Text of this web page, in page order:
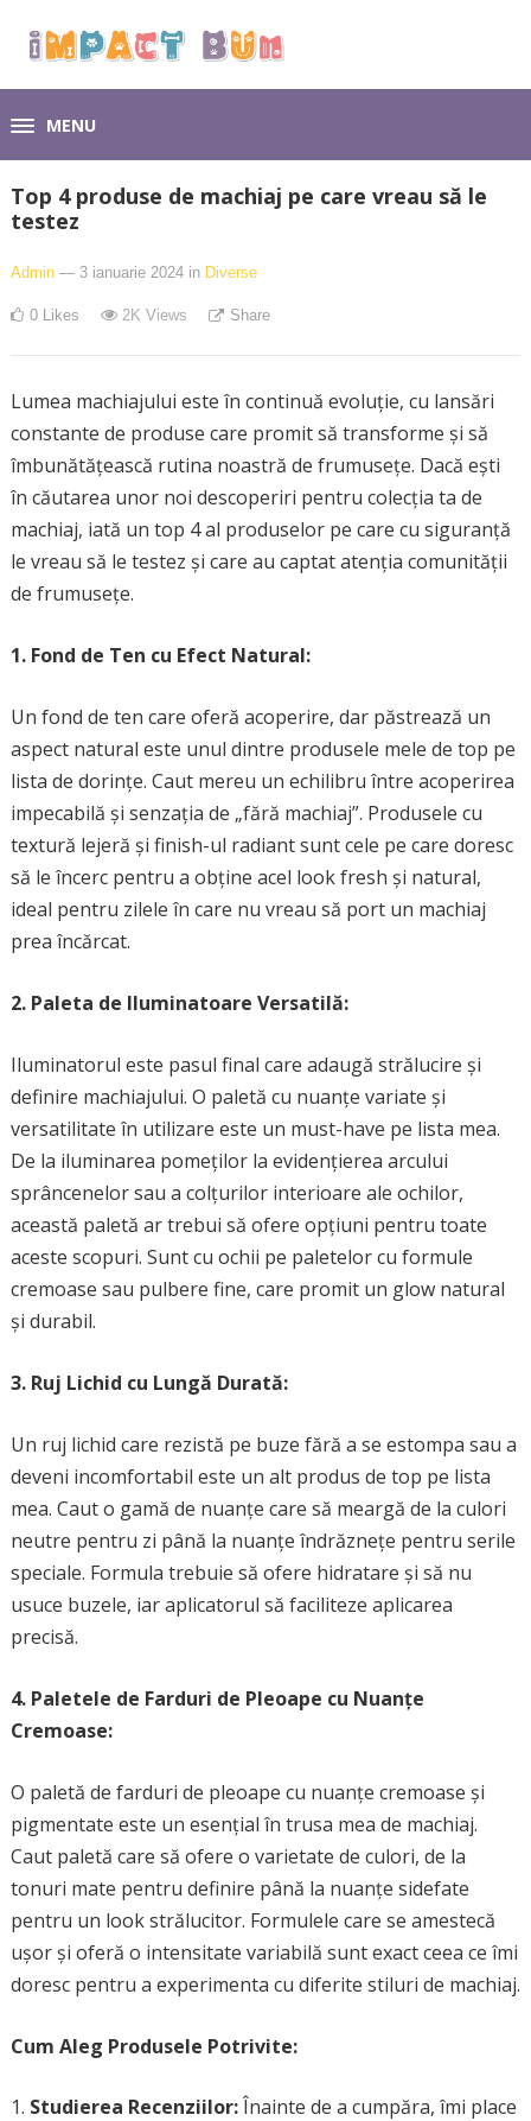
MENU
Top 4 produse de machiaj pe care vreau să le
testez
Admin — 3 ianuarie 2024 in Diverse
0 Likes 2K Views Share
Lumea machiajului este în continuă evoluție, cu lansări
constante de produse care promit să transforme și să
îmbunătățească rutina noastră de frumusețe. Dacă ești
în căutarea unor noi descoperiri pentru colecția ta de
machiaj, iată un top 4 al produselor pe care cu siguranță
le vreau să le testez și care au captat atenția comunității
de frumusețe.
1. Fond de Ten cu Efect Natural:
Un fond de ten care oferă acoperire, dar păstrează un
aspect natural este unul dintre produsele mele de top pe
lista de dorințe. Caut mereu un echilibru între acoperirea
impecabilă și senzația de „fără machiaj”. Produsele cu
textură lejeră și finish-ul radiant sunt cele pe care doresc
să le încerc pentru a obține acel look fresh și natural,
ideal pentru zilele în care nu vreau să port un machiaj
prea încărcat.
2. Paleta de Iluminatoare Versatilă:
Iluminatorul este pasul final care adaugă strălucire și
definire machiajului. O paletă cu nuanțe variate și
versatilitate în utilizare este un must-have pe lista mea.
De la iluminarea pomeților la evidențierea arcului
sprâncenelor sau a colțurilor interioare ale ochilor,
această paletă ar trebui să ofere opțiuni pentru toate
aceste scopuri. Sunt cu ochii pe paletelor cu formule
cremoase sau pulbere fine, care promit un glow natural
și durabil.
3. Ruj Lichid cu Lungă Durată:
Un ruj lichid care rezistă pe buze fără a se estompa sau a
deveni incomfortabil este un alt produs de top pe lista
mea. Caut o gamă de nuanțe care să meargă de la culori
neutre pentru zi până la nuanțe îndrăznețe pentru serile
speciale. Formula trebuie să ofere hidratare și să nu
usuce buzele, iar aplicatorul să faciliteze aplicarea
precisă.
4. Paletele de Farduri de Pleoape cu Nuanțe
Cremoase:
O paletă de farduri de pleoape cu nuanțe cremoase și
pigmentate este un esențial în trusa mea de machiaj.
Caut paletă care să ofere o varietate de culori, de la
tonuri mate pentru definire până la nuanțe sidefate
pentru un look strălucitor. Formulele care se amestecă
ușor și oferă o intensitate variabilă sunt exact ceea ce îmi
doresc pentru a experimenta cu diferite stiluri de machiaj.
Cum Aleg Produsele Potrivite:
Studierea Recenziilor:Înainte de a cumpăra, îmi place